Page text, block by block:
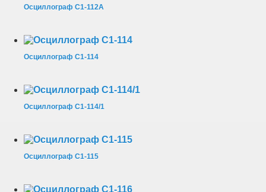
Осциллограф С1-112А
Осциллограф С1-114
Осциллограф С1-114/1
Осциллограф С1-115